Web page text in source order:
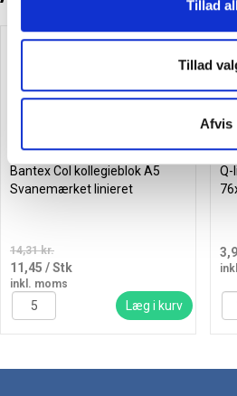
Tillad
Tillad
Afvis
Bantex Col kollegieblok A5
Svanemærket linieret
14,31 kr.
11,45 / Stk
inkl. moms
Læg i kurv
Q-